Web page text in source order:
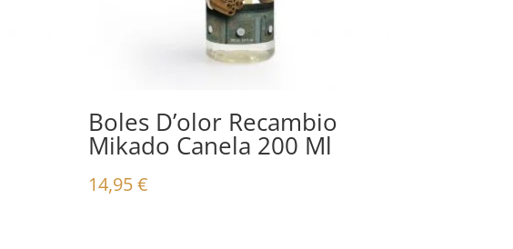
Boles D’olor Recambio
Mikado Canela 200 Ml
14,95€